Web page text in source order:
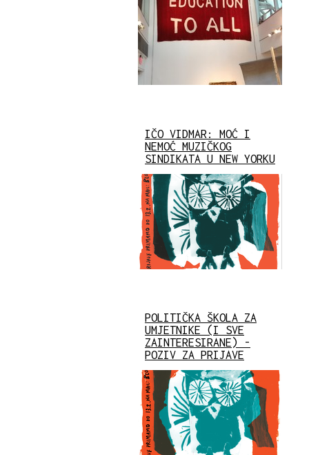
IČO VIDMAR: MOĆ I
NEMOĆ MUZIČKOG
SINDIKATA U NEW YORKU
POLITIČKA ŠKOLA ZA
UMJETNIKE (I SVE
ZAINTERESIRANE) -
POZIV ZA PRIJAVE